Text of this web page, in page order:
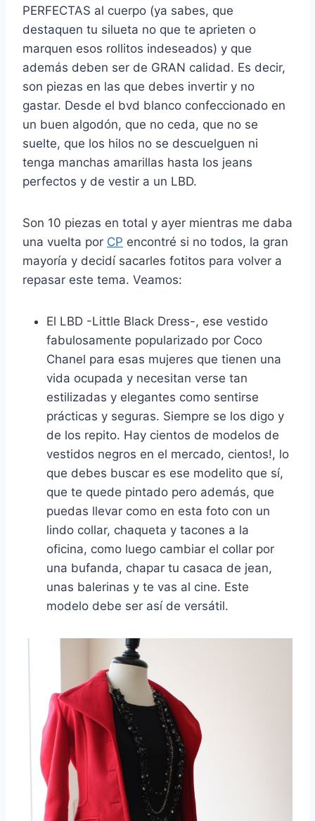
PERFECTAS al cuerpo (ya sabes, que
destaquen tu silueta no que te aprieten o
marquen esos rollitos indeseados) y que
además deben ser de GRAN calidad. Es decir,
son piezas en las que debes invertir y no
gastar. Desde el bvd blanco confeccionado en
un buen algodón, que no ceda, que no se
suelte, que los hilos no se descuelguen ni
tenga manchas amarillas hasta los jeans
perfectos y de vestir a un LBD.
Son 10 piezas en total y ayer mientras me daba
una vuelta por CP encontré si no todos, la gran
mayoría y decidí sacarles fotitos para volver a
repasar este tema. Veamos:
El LBD -Little Black Dress-, ese vestido
fabulosamente popularizado por Coco
Chanel para esas mujeres que tienen una
vida ocupada y necesitan verse tan
estilizadas y elegantes como sentirse
prácticas y seguras. Siempre se los digo y
de los repito. Hay cientos de modelos de
vestidos negros en el mercado, cientos!, lo
que debes buscar es ese modelito que sí,
que te quede pintado pero además, que
puedas llevar como en esta foto con un
lindo collar, chaqueta y tacones a la
oficina, como luego cambiar el collar por
una bufanda, chapar tu casaca de jean,
unas balerinas y te vas al cine. Este
modelo debe ser así de versátil.